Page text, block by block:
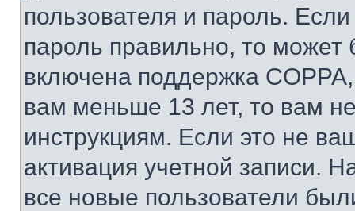
пользователя и пароль.
пароль правильно, то может
включена поддержка
вам меньше 13 лет, то вам
инструкциям. Если это не
активация учетной записи.
все новые пользователи